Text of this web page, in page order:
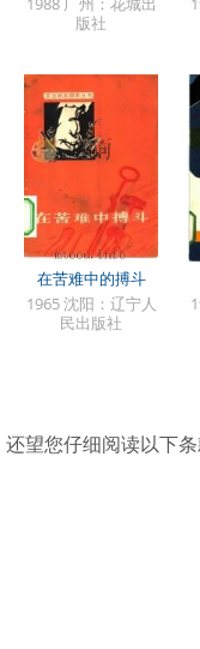
版社
在苦难中的搏斗
1965 沈阳：辽宁人
民出版社
还望您仔细阅读以下